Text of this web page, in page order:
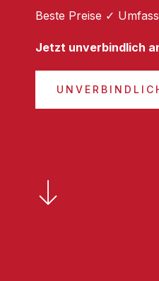
Beste Preise ✓
Jetzt unverbindlich